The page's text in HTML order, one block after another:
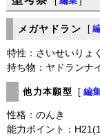
メガヤドラン [
特性：さいせいりょ
持ち物：ヤドランナ
他力本願型 [ 編
性格：のんき
能力ポイント：